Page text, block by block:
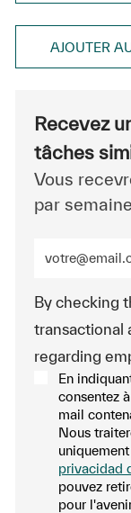
AJOUTER
Recevez
tâches
Vous
par semaine
By checking
transactional
regarding
En
consentez
mail
Nous
privacidad
pouvez
pour